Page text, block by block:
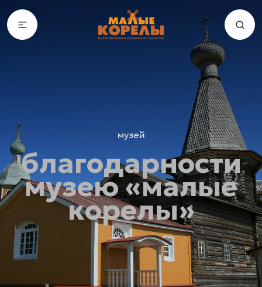
музей
благодарности
музею «малые
корелы»